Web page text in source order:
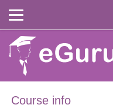
Course info